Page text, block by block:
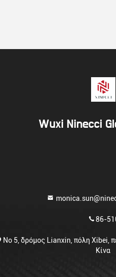
Wuxi Ninecci
86-
Νο 5, δρόμος Lianxin, πόλη Xibei,
Κίνα